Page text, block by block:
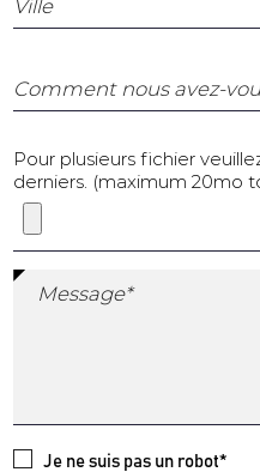
Ville
Comment nous avez-
Pour plusieurs fichier
derniers. (maximum 20mo
Message*
Je ne suis pas un robot*